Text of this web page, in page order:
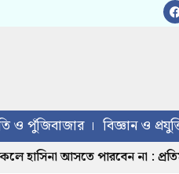
ও পুঁজিবাজার বিজ্ঞান ও
আসতে পারবেন না : প্রতিমন্ত্রী